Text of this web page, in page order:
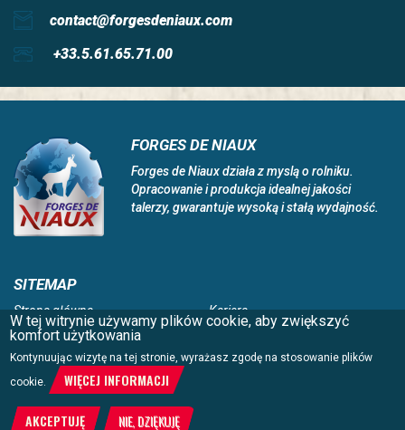
contact@forgesdeniaux.com
+33.5.61.65.71.00
FORGES DE NIAUX
Forges de Niaux działa z myslą o rolniku.
Opracowanie i produkcja idealnej jakości
talerzy, gwarantuje wysoką i stałą wydajność.
SITEMAP
Strona główna
Niaux 200
Innowacja i technologia
Zaangażowanie i jakość
Katalog
Kariera
Obecność na świecie
Nota prawna
W tej witrynie używamy plików cookie, aby zwiększyć
komfort użytkowania
Kontynuując wizytę na tej stronie, wyrażasz zgodę na stosowanie plików
cookie.
WIĘCEJ INFORMACJI
AKCEPTUJĘ NIE, DZIĘKUJĘ